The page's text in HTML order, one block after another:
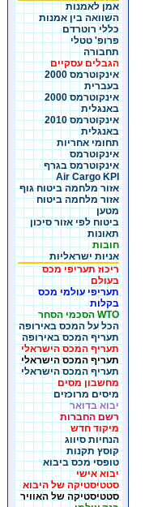
אמן לאמנות
השוואה בין אמנות
כללי רוטרדם
פרופ' טטלי
תחבורה
הגבלים עסקיים
אינקוטרמס 2000
בעברית
אינקוטרמס 2000
באנגלית
אינקוטרמס 2010
באנגלית
תחומי אחריות
אינקוטרמס
אינקוטרמס בגרף
Air Cargo KPI
אזור מלחמה ביטוח גוף
אזור מלחמה ביטוח
מטען
ביטוח לפי אזור סיכון
תאונות
חובות
אניות ישראליות
ריכוז תעריפי מכס
בעולם
תעריפי עולמי מכס
בקלות
WTO הסכמי הסחר
הכל על המכס באירופה
תעריף המכס באירופה
תעריף המכס הישראלי
תעריף המכס הישראלי
תעריף המכס הישראלי
מחשבון מסים
מיסים מרוכזים
יבוא בדואר
רשם החברות
מיקוד חדש
הנחיות סיווג
קוסץ תקנות
טופסי מכס ביבוא
יבוא אישי
סטטיסטיקה של היבוא
סטטיסטיקה של האוויר